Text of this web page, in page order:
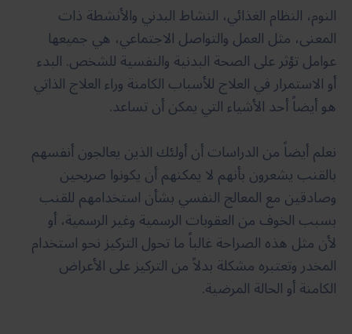
النوم، النظام الغذائي، النشاط البدني والأنشطة ذات
المعنى، مثل العمل والتواصل الاجتماعي، هي جميعها
عوامل تؤثر على الصحة البدنية والنفسية للشخص. البدء
أو الاستمرار في العلاج للأسباب الكامنة وراء العلاج الذاتي
هو أيضاً أحد الأشياء التي يمكن أن تساعد.
نعلم أيضاً من الدراسات أن أولئك الذين يعالجون أنفسهم
بالقنب يشعرون بأنهم لا يمكنهم أن يكونوا صريحين
وصادقين مع المعالج النفسي بشأن استخدامهم للقنب
بسبب الخوف من العقوبات الرسمية وغير الرسمية، أو
لأن مثل هذه الصراحة غالباً ما تحول التركيز نحو استخدام
المخدر وتعتبره مشكلة بدلاً من التركيز على الأعراض
الكامنة أو الحالة المرضية.